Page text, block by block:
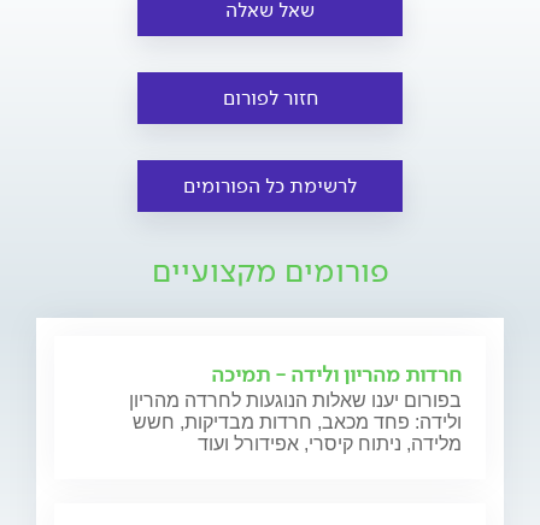
שאל שאלה
חזור לפורום
לרשימת כל הפורומים
פורומים מקצועיים
חרדות מהריון ולידה - תמיכה
בפורום יענו שאלות הנוגעות לחרדה מהריון
ולידה: פחד מכאב, חרדות מבדיקות, חשש
מלידה, ניתוח קיסרי, אפידורל ועוד